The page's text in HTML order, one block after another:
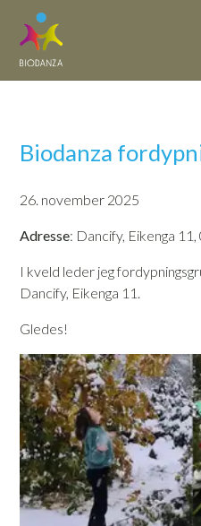
Biodanza
26. november 2025
Adresse: Dancify, Eikenga
I kveld leder jeg
Dancify, Eikenga 11.
Gledes!